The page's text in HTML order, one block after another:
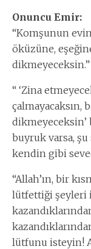
Onuncu Emir:
“Komşunun
öküzüne,
dikmeyeceksin.”
“ ‘Zina
çalmayacaksın,
dikmeyeceksin’
buyruk varsa,
kendin gibi
“Allah’ın, bir
lütfettiği şeyleri
lütfunu isteyin!